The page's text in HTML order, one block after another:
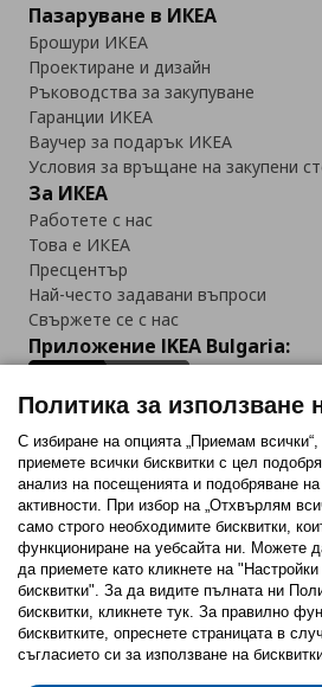
Пазаруване в ИКЕА
Брошури ИКЕА
Проектиране и дизайн
Ръководства за закупуване
Гаранции ИКЕА
Ваучер за подарък ИКЕА
Условия за връщане на закупени
За ИКЕА
Работете с нас
Това е ИКЕА
Пресцентър
Най-често задавани въпроси
Свържете се с нас
Приложение IKEA Bulgaria:
Последвайте ни:
FacebookTwitterYoutubePinterestInstagram
Политика за използване на
Политика за използване
С избиране на опцията „Приемам
приемете всички бисквитки с цел
анализ на посещенията и подобряване на
активности. При избор на „Отхвърлям
само строго необходимитe бисквитки,
функциониране на уебсайта ни. Можете
да приемете като кликнете на
бисквитки". За да видите пълната ни
бисквитки, кликнете тук. За правилно
бисквитките, опреснете страницата в
съгласието си за използване на